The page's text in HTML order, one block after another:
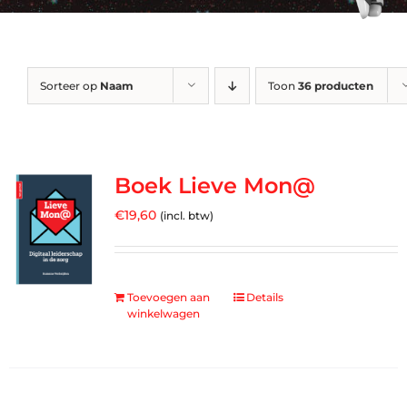
Sorteer op Naam Toon 36 producten
Boek Lieve Mon@
€19,60 (incl. btw)
Toevoegen aan
winkelwagen
Details